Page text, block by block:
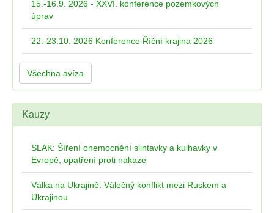
15.-16.9. 2026 - XXVI. konference pozemkových
úprav
22.-23.10. 2026 Konference Říční krajina 2026
Všechna avíza
Kauzy
SLAK: Šíření onemocnění slintavky a kulhavky v
Evropě, opatření proti nákaze
Válka na Ukrajině: Válečný konflikt mezi Ruskem a
Ukrajinou